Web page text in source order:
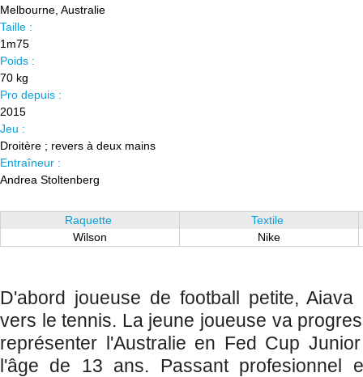
Melbourne, Australie
Taille :
1m75
Poids :
70 kg
Pro depuis :
2015
Jeu :
Droitère ; revers à deux mains
Entraîneur :
Andrea Stoltenberg
Raquette
Wilson
Textile
Nike
D'abord joueuse de football petite,
vers le tennis. La jeune joueuse va
représenter l'Australie en Fed Cup
l'âge de 13 ans. Passant profesionnel